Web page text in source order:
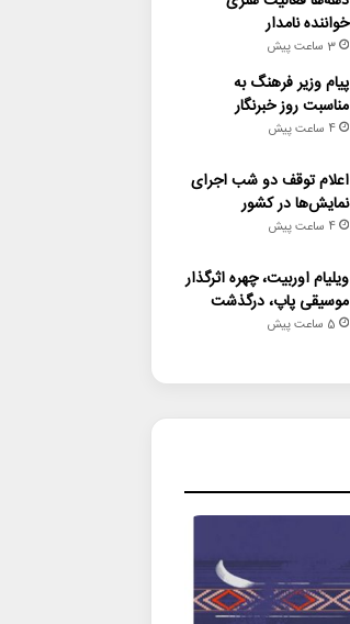
خواننده نامدار
3 ساعت پیش
پیام وزیر فرهنگ به
مناسبت روز خبرنگار
4 ساعت پیش
اعلام توقف دو شب اجرای
نمایش‌ها در کشور
4 ساعت پیش
ویلیام اوربیت، چهره اثرگذار
موسیقی پاپ، درگذشت
5 ساعت پیش